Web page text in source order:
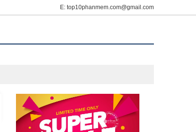
E: top10phanmem.com@gmail.com